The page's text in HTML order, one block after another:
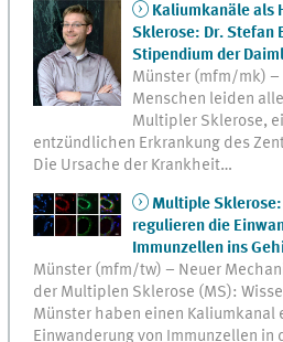
Kaliumkanäle als
Sklerose: Dr. Stefan
Stipendium der
Münster (mfm/mk)
Menschen leiden
Multipler Sklerose,
entzündlichen Erkrankung des
Die Ursache der Krankheit…
Multiple
regulieren die
Immunzellen ins
Münster (mfm/tw) – Neuer
der Multiplen Sklerose (MS):
Münster haben einen Kaliumkanal
Einwanderung von Immunzellen in